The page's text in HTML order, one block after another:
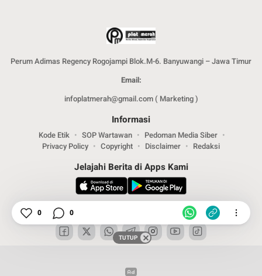
Perum Adimas Regency Rogojampi Blok.M-6. Banyuwangi – Jawa Timur
Email:
infoplatmerah@gmail.com ( Marketing )
Informasi
Kode Etik SOP Wartawan
Pedoman Media Siber
Privacy Policy
Copyright Disclaimer Redaksi
Jelajahi Berita di Apps Kami
0 0
TUTUP